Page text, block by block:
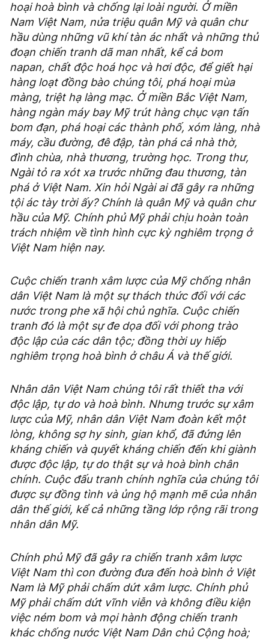
hoại hoà bình và chống lại loài người. Ở miền
Nam Việt Nam, nửa triệu quân Mỹ và quân chư
hầu dùng những vũ khí tàn ác nhất và những thủ
đoạn chiến tranh dã man nhất, kể cả bom
napan, chất độc hoá học và hơi độc, để giết hại
hàng loạt đồng bào chúng tôi, phá hoại mùa
màng, triệt hạ làng mạc. Ở miền Bắc Việt Nam,
hàng ngàn máy bay Mỹ trút hàng chục vạn tấn
bom đạn, phá hoại các thành phố, xóm làng, nhà
máy, cầu đường, đê đập, tàn phá cả nhà thờ,
đình chùa, nhà thương, trường học. Trong thư,
Ngài tỏ ra xót xa trước những đau thương, tàn
phá ở Việt Nam. Xin hỏi Ngài ai đã gây ra những
tội ác tày trời ấy? Chính là quân Mỹ và quân chư
hầu của Mỹ. Chính phủ Mỹ phải chịu hoàn toàn
trách nhiệm về tình hình cực kỳ nghiêm trọng ở
Việt Nam hiện nay.
Cuộc chiến tranh xâm lược của Mỹ chống nhân
dân Việt Nam là một sự thách thức đối với các
nước trong phe xã hội chủ nghĩa. Cuộc chiến
tranh đó là một sự đe dọa đối với phong trào
độc lập của các dân tộc; đồng thời uy hiếp
nghiêm trọng hoà bình ở châu Á và thế giới.
Nhân dân Việt Nam chúng tôi rất thiết tha với
độc lập, tự do và hoà bình. Nhưng trước sự xâm
lược của Mỹ, nhân dân Việt Nam đoàn kết một
lòng, không sợ hy sinh, gian khổ, đã đứng lên
kháng chiến và quyết kháng chiến đến khi giành
được độc lập, tự do thật sự và hoà bình chân
chính. Cuộc đấu tranh chính nghĩa của chúng tôi
được sự đồng tình và ủng hộ mạnh mẽ của nhân
dân thế giới, kể cả những tầng lớp rộng rãi trong
nhân dân Mỹ.
Chính phủ Mỹ đã gây ra chiến tranh xâm lược
Việt Nam thì con đường đưa đến hoà bình ở Việt
Nam là Mỹ phải chấm dứt xâm lược. Chính phủ
Mỹ phải chấm dứt vĩnh viễn và không điều kiện
việc ném bom và mọi hành động chiến tranh
khác chống nước Việt Nam Dân chủ Cộng hoà;